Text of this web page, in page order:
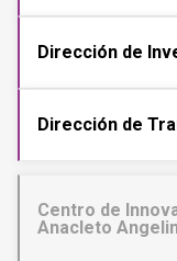
Dirección de
Dirección de
Centro de
Anacleto